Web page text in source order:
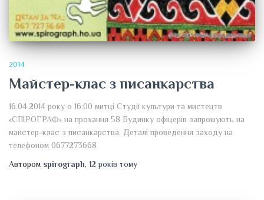
2014
Майстер-клас з писанкарства
16.04.2014 року о 16:00 митці Студії культури та мистецтв
«СПІРОГРАФ» на прохання 58 Будинку офіцерів запрошують на
майстер-клас з писанкарства. Деталі проведення заходу на
телефоном 0677273668
Автором spirograph, 12 років тому